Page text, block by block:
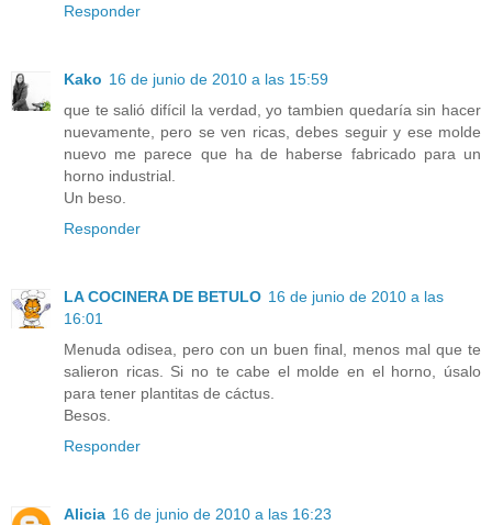
Responder
Kako 16 de junio de 2010 a las 15:59
que te salió difícil la verdad, yo tambien quedaría sin hacer
nuevamente, pero se ven ricas, debes seguir y ese molde
nuevo me parece que ha de haberse fabricado para un
horno industrial.
Un beso.
Responder
LA COCINERA DE BETULO 16 de junio de 2010 a las
16:01
Menuda odisea, pero con un buen final, menos mal que te
salieron ricas. Si no te cabe el molde en el horno, úsalo
para tener plantitas de cáctus.
Besos.
Responder
Alicia 16 de junio de 2010 a las 16:23